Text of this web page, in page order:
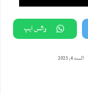
واٹس ایپ
اگست 4, 2025